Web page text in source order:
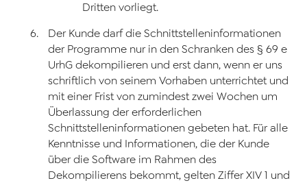
Dritten vorliegt.
Der Kunde darf die Schnittstelleninformationen
der Programme nur in den Schranken des § 69 e
UrhG dekompilieren und erst dann, wenn er uns
schriftlich von seinem Vorhaben unterrichtet und
mit einer Frist von zumindest zwei Wochen um
Überlassung der erforderlichen
Schnittstelleninformationen gebeten hat. Für alle
Kenntnisse und Informationen, die der Kunde
über die Software im Rahmen des
Dekompilierens bekommt, gelten Ziffer XIV 1 und